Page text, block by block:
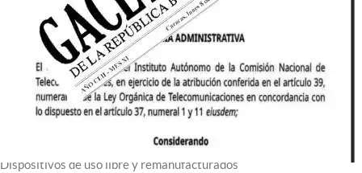
La normativa aplica a una amplia gama de equipos, entre ellos:
Teléfonos móviles y fijos
Laptops y computadoras de escritorio
Módems, routers y transceptores
Equipos para redes de datos y fibra óptica
Dispositivos de uso libre y remanufacturados